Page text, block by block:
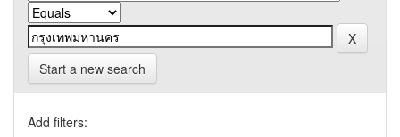
Start a new search
Add filters: